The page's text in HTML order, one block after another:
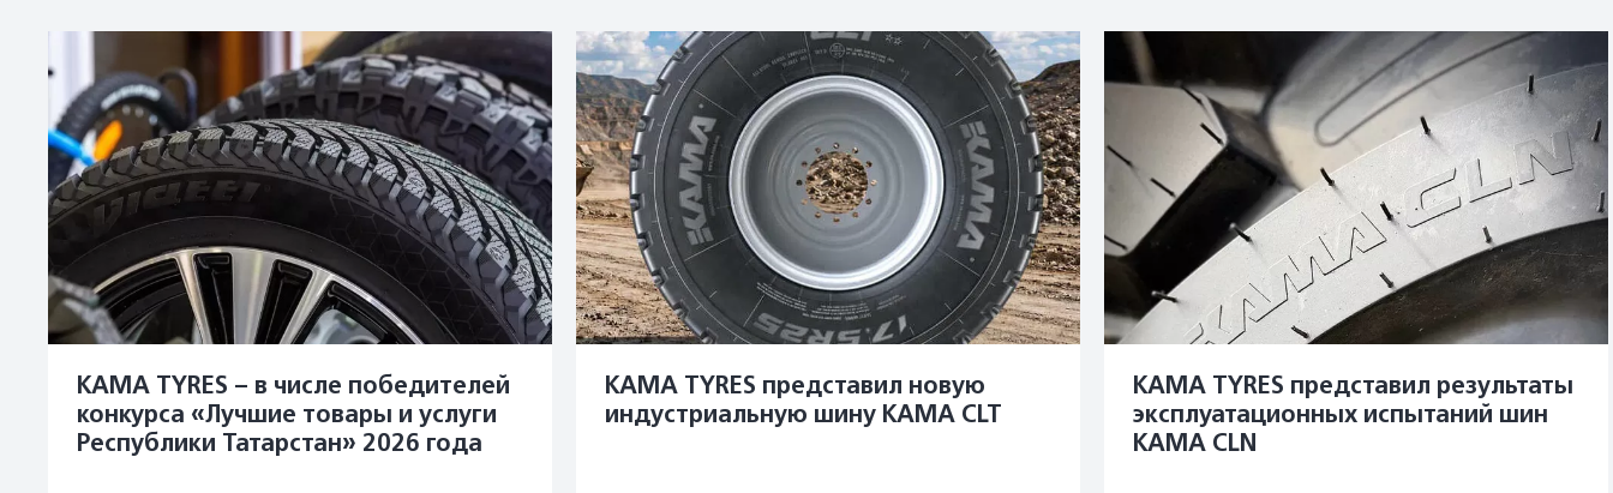
KAMA TYRES – в числе победителей
конкурса «Лучшие товары и услуги
Республики Татарстан» 2026 года
KAMA TYRES представил новую
индустриальную шину KAMA CLT
KAMA TYRES представил результаты
эксплуатационных испытаний шин
KAMA CLN